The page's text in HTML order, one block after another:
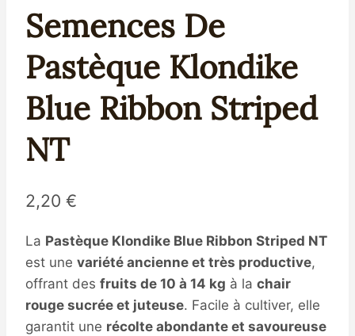
Semences De
Pastèque Klondike
Blue Ribbon Striped
NT
2,20 €
La Pastèque Klondike Blue Ribbon Striped NT
est une variété ancienne et très productive,
offrant des fruits de 10 à 14 kg à la chair
rouge sucrée et juteuse. Facile à cultiver, elle
garantit une récolte abondante et savoureuse